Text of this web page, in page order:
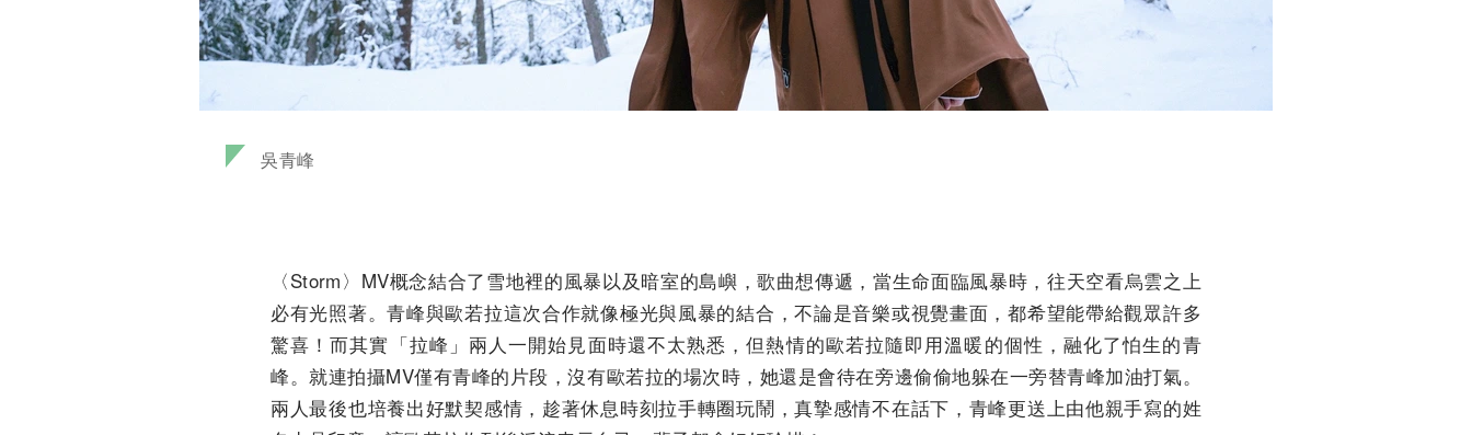
吳青峰
〈Storm〉MV概念結合了雪地裡的風暴以及暗室的島嶼，歌曲想傳遞，當生命面臨風暴時，往天空看烏雲之上
必有光照著。青峰與歐若拉這次合作就像極光與風暴的結合，不論是音樂或視覺畫面，都希望能帶給觀眾許多
驚喜！而其實「拉峰」兩人一開始見面時還不太熟悉，但熱情的歐若拉隨即用溫暖的個性，融化了怕生的青
峰。就連拍攝MV僅有青峰的片段，沒有歐若拉的場次時，她還是會待在旁邊偷偷地躲在一旁替青峰加油打氣。
兩人最後也培養出好默契感情，趁著休息時刻拉手轉圈玩鬧，真摯感情不在話下，青峰更送上由他親手寫的姓